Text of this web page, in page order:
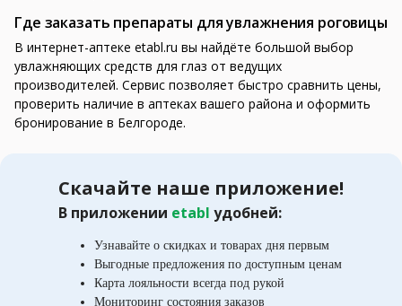
Где заказать препараты для увлажнения роговицы
В интернет-аптеке etabl.ru вы найдёте большой выбор
увлажняющих средств для глаз от ведущих
производителей. Сервис позволяет быстро сравнить цены,
проверить наличие в аптеках вашего района и оформить
бронирование в Белгороде.
Скачайте наше приложение!
В приложении etabl удобней:
Узнавайте о скидках и товарах дня первым
Выгодные предложения по доступным ценам
Карта лояльности всегда под рукой
Мониторинг состояния заказов